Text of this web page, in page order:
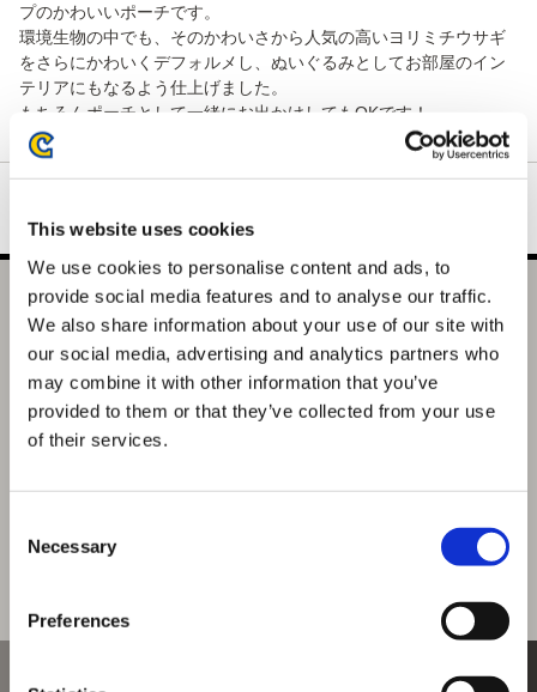
This website uses cookies
We use cookies to personalise content and ads, to
provide social media features and to analyse our traffic.
We also share information about your use of our site with
our social media, advertising and analytics partners who
may combine it with other information that you’ve
provided to them or that they’ve collected from your use
of their services.
Selection
Necessary
Preferences
プのかわいいポーチです。
環境生物の中でも、そのかわいさから人気の高いヨリミチウサギ
をさらにかわいくデフォルメし、ぬいぐるみとしてお部屋のイン
テリアにもなるよう仕上げました。
もちろんポーチとして一緒にお出かけしてもOKです！
モンスターハンターワールド：アイスボーン ぬいぐるみポ
ーチ ヨリミチウサギ
3,850円
192ポイント付与